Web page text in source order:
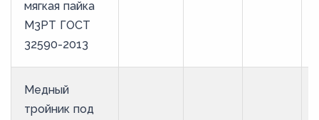
мягкая пайка
М3РТ ГОСТ
32590-2013
Медный
тройник под